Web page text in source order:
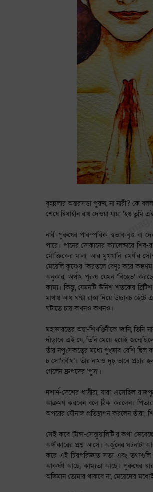
বৃহন্নলার অন্তরসত্তা পুরুষ, না নারী? কে
শেষে দ্বিধাহীন রায় দেওয়া যায়: ‘হয়
নারী-পুরুষের পারস্পরিক স্বভাব-বৃত্ত বা
পারে। পানের দোকানের ক্যালেন্ডারে
মৌক্তিকের মালা, আর মুখখানি রমণীর
মেয়েলি কৃষ্ণের ‘করতলে বেণুঃ করে
অনুকার, অর্থাৎ পুরুষ যেমন ‘বিহেভ’
কাম্য। কিন্তু, যেমনটি উনিশ শতকের
মাথায় আধ ঘণ্টা রাস্তা দিয়ে উচ্চাবচ
ঘটাতে চায় কখনও কখনও।
মহাভারতের অম্বা-শিখণ্ডিনীকে জানি, তিনি
দাঁড়াবে এই যে, তিনি মেয়ে হয়েই
তাঁর নপুংসকত্বের মধ্যে পুংভাব বেশি ছিল
চ সো’ব্রবীৎ’। তাঁর নামও দৃঢ় ভাবে প্রচার
গেলেন দ্রুপদের ‘পুত্র’।
দশার্ণ-দেশের ধাত্রীরা, যারা এসেছিল
আক্রমণ করবেন বলে ঠিক করলেন। পিতার
অপরের যৌনাঙ্গ প্রতিস্থাপন করলেন তাঁরা;
সেই কবে ‘ট্রান্স-সেক্সুয়ালিটি’র কথা
অঙ্গীকারের প্রশ্ন আসে। অর্জুনের
করে এই চিরপরিজ্ঞাত সত্য এবং তথ্যগুলি
আকর্ষণ আছে, কাম্যতা আছে। পুরুষের
অভিমান তোমার থাকবে না, মেয়েদের